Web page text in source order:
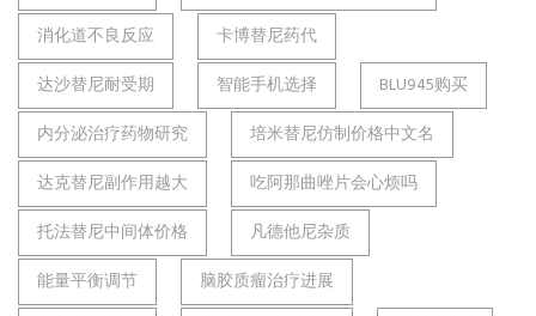
消化道不良反应
卡博替尼药代
达沙替尼耐受期
智能手机选择
BLU945购买
内分泌治疗药物研究
培米替尼仿制价格中文名
达克替尼副作用越大
吃阿那曲唑片会心烦吗
托法替尼中间体价格
凡德他尼杂质
能量平衡调节
脑胶质瘤治疗进展